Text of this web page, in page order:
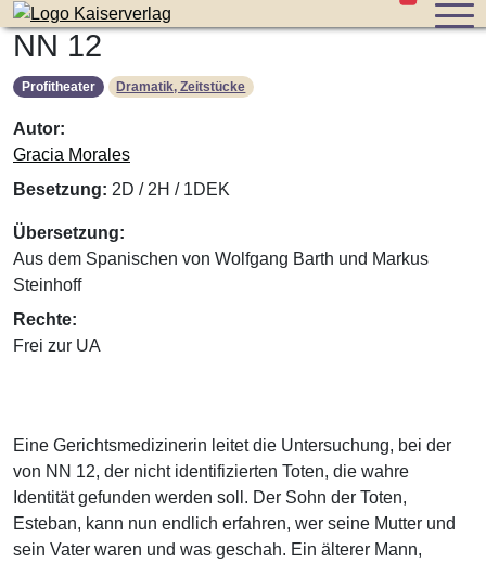
Zum Inhalt der Seite springen Stücke im
NN 12
Profitheater Dramatik, Zeitstücke
Autor:
Gracia Morales
Besetzung: 2D / 2H / 1DEK
Übersetzung:
Aus dem Spanischen von Wolfgang Barth und Markus
Steinhoff
Rechte:
Frei zur UA
Eine Gerichtsmedizinerin leitet die Untersuchung, bei der
von NN 12, der nicht identifizierten Toten, die wahre
Identität gefunden werden soll. Der Sohn der Toten,
Esteban, kann nun endlich erfahren, wer seine Mutter und
sein Vater waren und was geschah. Ein älterer Mann,